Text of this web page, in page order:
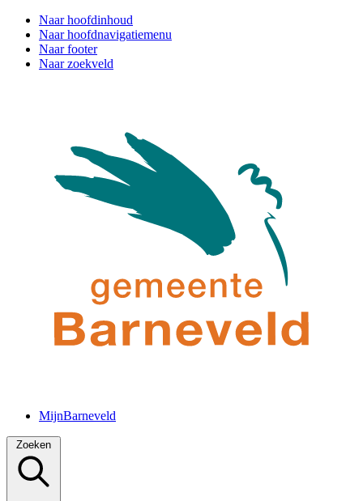
Naar hoofdinhoud
Naar hoofdnavigatiemenu
Naar footer
Naar zoekveld
MijnBarneveld
Zoeken